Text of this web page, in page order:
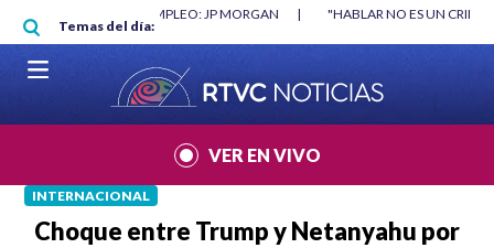
Pasar al contenido principal
Temas del día:
NO DESTRUYÓ EMPLEO: JP MORGAN "HABLAR NO ES UN
VER EN VIVO
INTERNACIONAL
Choque entre Trump y Netanyahu por